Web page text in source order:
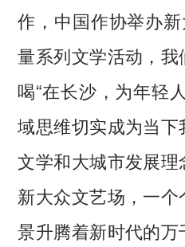
作，中国作协举办新
量系列文学活动，
喝“在长沙，为年轻
域思维切实成为当
文学和大城市发展
新大众文艺场，一
景升腾着新时代的